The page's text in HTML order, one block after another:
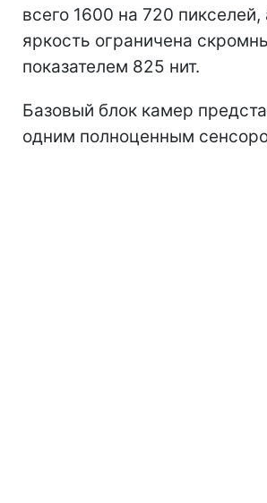
всего 1600 на 720 пикселей,
яркость ограничена
показателем 825 нит.
Базовый блок камер
одним полноценным